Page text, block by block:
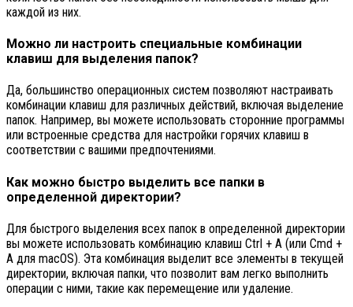
каждой из них.
Можно ли настроить специальные комбинации
клавиш для выделения папок?
Да, большинство операционных систем позволяют настраивать
комбинации клавиш для различных действий, включая выделение
папок. Например, вы можете использовать сторонние программы
или встроенные средства для настройки горячих клавиш в
соответствии с вашими предпочтениями.
Как можно быстро выделить все папки в
определенной директории?
Для быстрого выделения всех папок в определенной директории
вы можете использовать комбинацию клавиш Ctrl + A (или Cmd +
A для macOS). Эта комбинация выделит все элементы в текущей
директории, включая папки, что позволит вам легко выполнить
операции с ними, такие как перемещение или удаление.